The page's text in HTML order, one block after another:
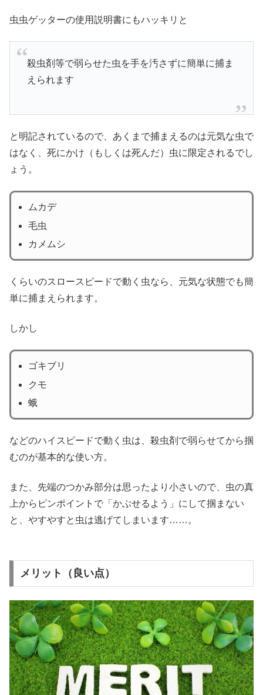
虫虫ゲッターの使用説明書にもハッキリと
殺虫剤等で弱らせた虫を手を汚さずに簡単に捕ま
えられます
と明記されているので、あくまで捕まえるのは元気な虫で
はなく、死にかけ（もしくは死んだ）虫に限定されるでし
ょう。
ムカデ
毛虫
カメムシ
くらいのスロースピードで動く虫なら、元気な状態でも簡
単に捕まえられます。
しかし
ゴキブリ
クモ
蛾
などのハイスピードで動く虫は、殺虫剤で弱らせてから掴
むのが基本的な使い方。
また、先端のつかみ部分は思ったより小さいので、虫の真
上からピンポイントで「かぶせるよう」にして掴まない
と、やすやすと虫は逃げてしまいます……。
メリット（良い点）